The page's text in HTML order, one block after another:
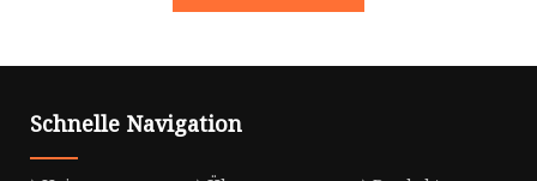
Schnelle Navigation